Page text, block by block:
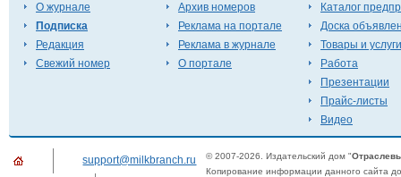
О журнале
Подписка
Редакция
Свежий номер
Архив номеров
Реклама на портале
Реклама в журнале
О портале
Каталог
Доска
Товары и услуги
Работа
Презентации
Прайс-листы
Видео
support@milkbranch.ru © 2007-2026. Издательский дом "
Копирование информации данного сайта